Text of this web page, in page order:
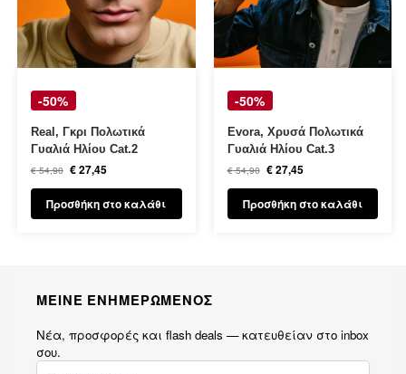
-50%
Real, Γκρι Πολωτικά
Γυαλιά Ηλίου Cat.2
€54,90 €27,45
Προσθήκη στο καλάθι
-50%
Evora, Χρυσά Πολωτικά
Γυαλιά Ηλίου Cat.3
€54,90 €27,45
Προσθήκη στο καλάθι
ΜΕΙΝΕ ΕΝΗΜΕΡΩΜΕΝΟΣ
Νέα, προσφορές και flash deals — κατευθείαν στο inbox
σου.